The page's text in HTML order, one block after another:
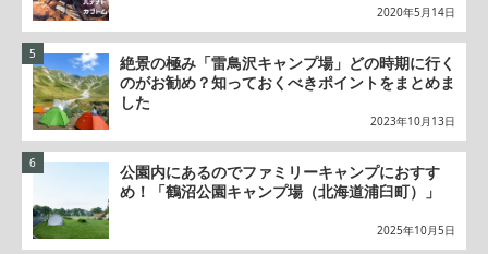
2020年5月14日
絶景の極み「雷鳥沢キャンプ場」どの時期に行く
のがお勧め？知っておくべきポイントをまとめま
した
2023年10月13日
公園内にあるのでファミリーキャンプにおすす
め！「鶴沼公園キャンプ場（北海道浦臼町）」
2025年10月5日